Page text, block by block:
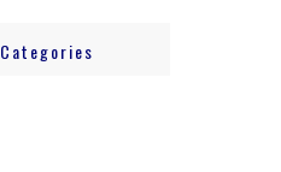
Categories